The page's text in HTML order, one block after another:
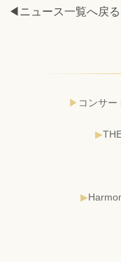
◀ニュース一覧へ戻る
コンサ